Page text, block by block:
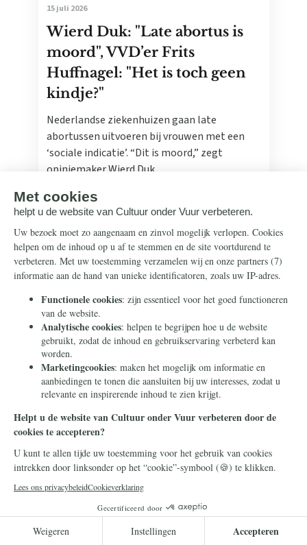
15 juli 2026
Wierd Duk: "Late abortus is
moord", VVD’er Frits
Huffnagel: "Het is toch geen
kindje?"
Nederlandse ziekenhuizen gaan late
abortussen uitvoeren bij vrouwen met een
‘sociale indicatie’. “Dit is moord,” zegt
opiniemaker Wierd Duk.
Frans Timmermans
Frans Timmermans krijgt
geheel onverdiend een
eretitel als minister van Staat
Frans Timmermans is benoemd tot minister
van Staat. Waar heeft hij dit buitengewone
eerbetoon aan te danken?